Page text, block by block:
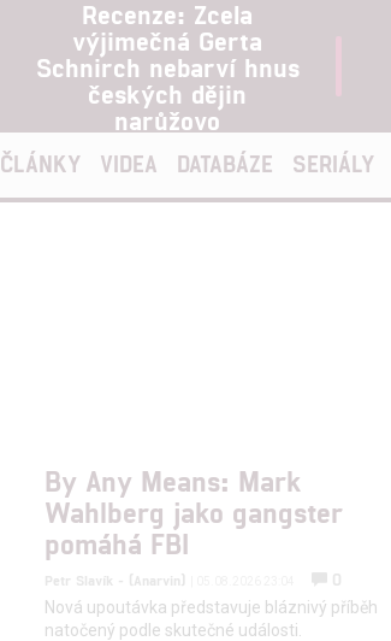
Recenze: Zcela
výjimečná Gerta
Schnirch nebarví hnus
českých dějin
narůžovo
ČLÁNKY VIDEA DATABÁZE SERIÁLY
By Any Means: Mark
Wahlberg jako gangster
pomáhá FBI
Petr Slavík - (Anarvin)
0
Nová upoutávka představuje bláznivý příběh
natočený podle skutečné události.